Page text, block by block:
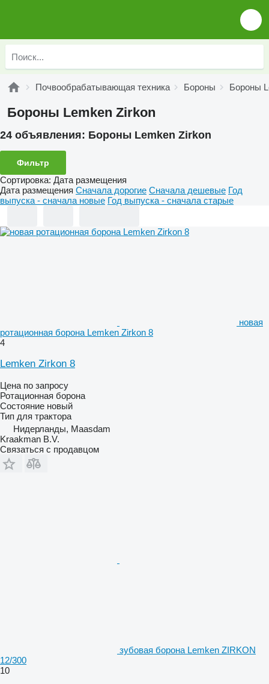
Почвообрабатывающая техника Бороны Бороны
Бороны Lemken Zirkon
24 объявления: Бороны Lemken Zirkon
Фильтр
Сортировка: Дата размещения
Дата размещения Сначала дорогие Сначала дешевые Год
выпуска - сначала новые Год выпуска - сначала старые
новая
ротационная борона Lemken Zirkon 8
4
Lemken Zirkon 8
Цена по запросу
Ротационная борона
Состояние новый
Тип для трактора
Нидерланды, Maasdam
Kraakman B.V.
Связаться с продавцом
зубовая борона Lemken ZIRKON
12/300
10